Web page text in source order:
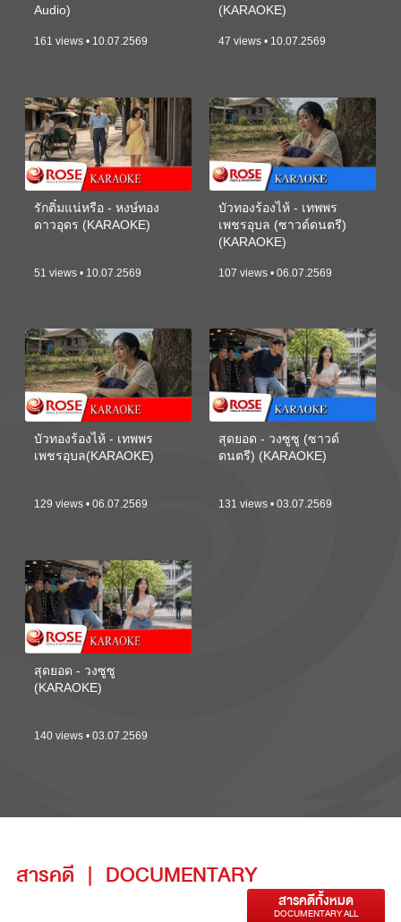
Audio)
161 views • 10.07.2569
(KARAOKE)
47 views • 10.07.2569
รักติ๋มแน่หรือ - หงษ์ทอง
ดาวอุดร (KARAOKE)
51 views • 10.07.2569
บัวทองร้องไห้ - เทพพร
เพชรอุบล (ซาวด์ดนตรี)
(KARAOKE)
107 views • 06.07.2569
บัวทองร้องไห้ - เทพพร
เพชรอุบล(KARAOKE)
129 views • 06.07.2569
สุดยอด - วงซูซู (ซาวด์
ดนตรี) (KARAOKE)
131 views • 03.07.2569
สุดยอด - วงซูซู
(KARAOKE)
140 views • 03.07.2569
สารคดี | DOCUMENTARY
สารคดีทั้งหมด
DOCUMENTARY ALL